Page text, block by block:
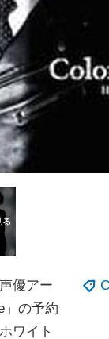
優アー
」の予約
ワイト